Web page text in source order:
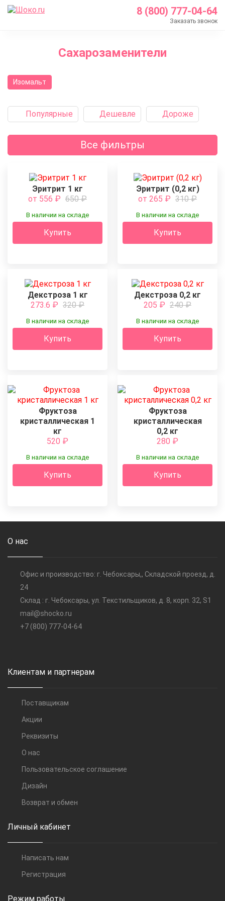
8 (800) 777-04-64
Заказать звонок
Кондитерские ингредиенты
Сахарозаменители
Сахарозаменители
Изомальт
Популярные Дешевле Дороже
Все фильтры
Эритрит 1 кг
от 556 ₽ 650₽
В наличии на складе
Купить
Эритрит (0,2 кг)
от 265 ₽ 310₽
В наличии на складе
Купить
Декстроза 1 кг
273.6 ₽ 320₽
В наличии на складе
Купить
Декстроза 0,2 кг
205 ₽ 240₽
В наличии на складе
Купить
Фруктоза
кристаллическая 1
кг
520 ₽
В наличии на складе
Купить
Фруктоза
кристаллическая
0,2 кг
280 ₽
В наличии на складе
Купить
О нас
Офис и производство: г. Чебоксары,, Складской проезд, д.
24
Склад : г. Чебоксары, ул. Текстильщиков, д. 8, корп. 32, S1
mail@shocko.ru
+7 (800) 777-04-64
Клиентам и партнерам
Поставщикам
Акции
Реквизиты
О нас
Пользовательское соглашение
Дизайн
Возврат и обмен
Личный кабинет
Написать нам
Регистрация
Режим работы